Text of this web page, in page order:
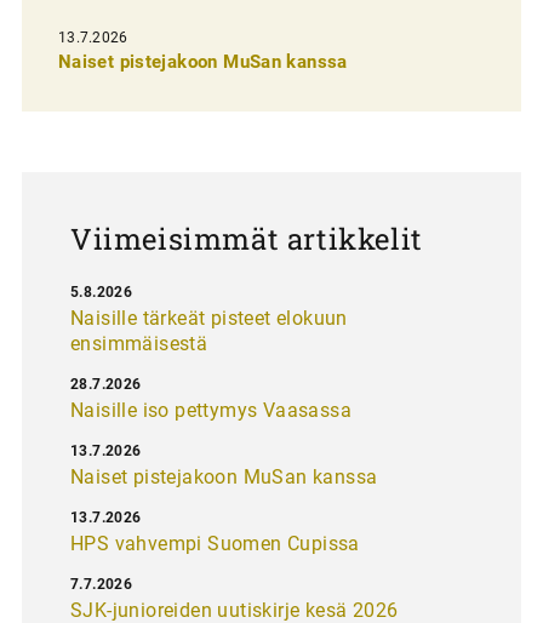
e
13.7.2026
Naiset pistejakoon MuSan kanssa
Viimeisimmät artikkelit
Naisille tärkeät pisteet elokuun
ensimmäisestä
5.8.2026
Naisille iso pettymys Vaasassa
28.7.2026
Naiset pistejakoon MuSan kanssa
13.7.2026
HPS vahvempi Suomen Cupissa
13.7.2026
SJK-junioreiden uutiskirje kesä 2026
7.7.2026